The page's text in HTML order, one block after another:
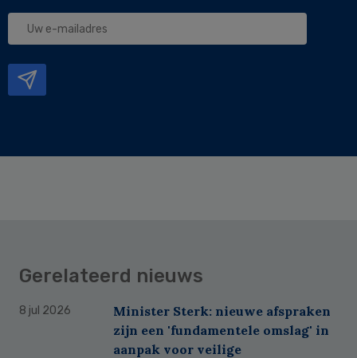
Uw
Gerelateerd nieuws
8 jul 2026
Minister Sterk: nieuwe afspraken
zijn een 'fundamentele omslag' in
aanpak voor veilige